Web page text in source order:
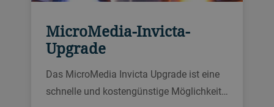
MicroMedia-Invicta-
Upgrade
Das MicroMedia Invicta Upgrade ist eine
schnelle und kostengünstige Möglichkeit